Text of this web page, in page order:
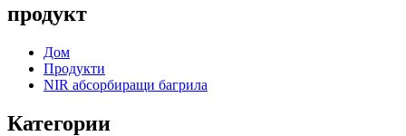
продукт
Дом
Продукти
NIR абсорбиращи багрила
Категории